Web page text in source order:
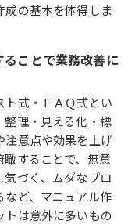
成の基本を体得しま
ことで業務改善に
ト式・ＦＡＱ式とい
整理・見える化・標
注意点や効果を上げ
することで、無意
づく、ムダなプロ
など、マニュアル作
トは意外に多いもの